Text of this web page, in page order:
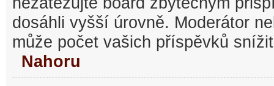
dosáhli vyšší úrovně. Moderátor
může počet vašich příspěvků
Nahoru